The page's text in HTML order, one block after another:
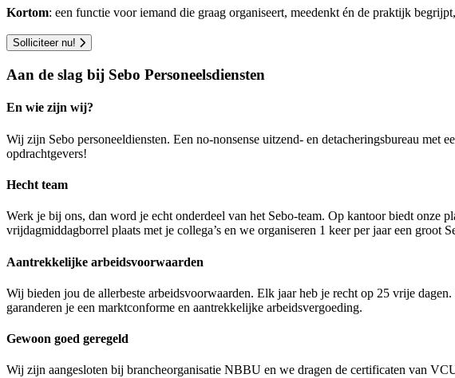
Kortom: een functie voor iemand die graag organiseert, meedenkt én de praktijk
Solliciteer nu!
Aan de slag bij Sebo Personeelsdiensten
En wie zijn wij?
Wij zijn Sebo personeeldiensten. Een no-nonsense uitzend- en detacheringsbureau
opdrachtgevers!
Hecht team
Werk je bij ons, dan word je echt onderdeel van het Sebo-team. Op kantoor biedt onze
vrijdagmiddagborrel plaats met je collega’s en we organiseren 1 keer per jaar een
Aantrekkelijke arbeidsvoorwaarden
Wij bieden jou de allerbeste arbeidsvoorwaarden. Elk jaar heb je recht op 25 vrije
garanderen je een marktconforme en aantrekkelijke arbeidsvergoeding.
Gewoon goed geregeld
Wij zijn aangesloten bij brancheorganisatie NBBU en we dragen de certificaten van